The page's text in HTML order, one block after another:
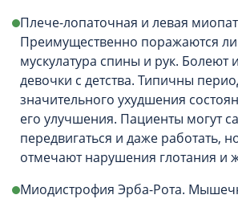
Плече-лопаточная и левая
Преимущественно поражаются
мускулатура спины и рук. Болеют
девочки с детства. Типичны
значительного ухудшения
его улучшения. Пациенты могут
передвигаться и даже работать,
отмечают нарушения глотания и
Миодистрофия Эрба-Рота.